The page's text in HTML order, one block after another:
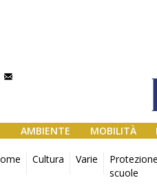
AMBIENTE MOBILITÀ
Cultura Varie
scuole